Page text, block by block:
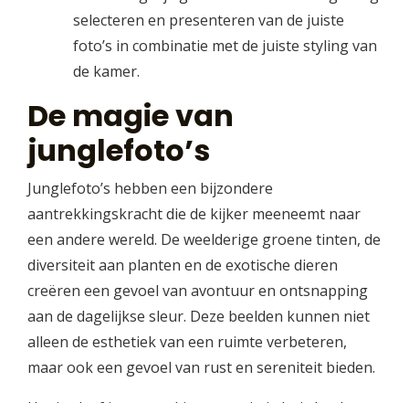
selecteren en presenteren van de juiste
foto’s in combinatie met de juiste styling van
de kamer.
De magie van
junglefoto’s
Junglefoto’s hebben een bijzondere
aantrekkingskracht die de kijker meeneemt naar
een andere wereld. De weelderige groene tinten, de
diversiteit aan planten en de exotische dieren
creëren een gevoel van avontuur en ontsnapping
aan de dagelijkse sleur. Deze beelden kunnen niet
alleen de esthetiek van een ruimte verbeteren,
maar ook een gevoel van rust en sereniteit bieden.